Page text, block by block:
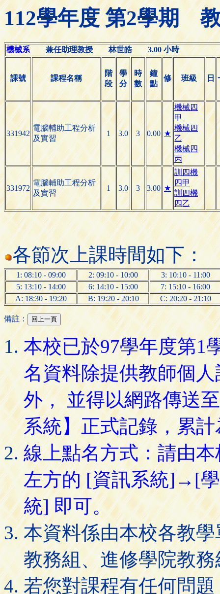
112學年度 第2學期
機械系兼任助理教授 林世皓 3.00 小時
課號 課程名稱
階
段
學
分
時
數
鐘
點
修 班級 日
331942
電腦輔助工程分析
及實習
1 3.0 3 0.00 ★
機械四
甲
機械四
乙
機械四
丙
331972
電腦輔助工程分析
及實習
1 3.0 3 3.00 ★
訓四機
四甲
訓四機
四乙
各節次上課時間如下：
1: 08:10 - 09:00 2: 09:10 - 10:00
3: 10:10 - 11:00
5: 13:10 - 14:00
6: 14:10 - 15:00
7: 15:10 - 16:00
A: 18:30 - 19:20
B: 19:20 - 20:10 C: 20:20 - 21:10
備註：
本校已於97學年度第1
名資料除提供教師個
外， 並得以網路傳送
系統】正式記錄，累
線上點名方式：請由
左方的 [資訊系統]→[
統] 即可。
本資料係由本校各教
教務組、進修學院教
若您對課程有任何問